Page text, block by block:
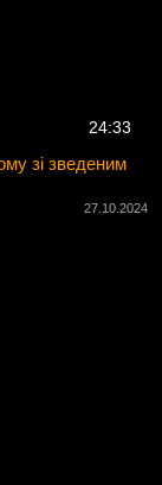
24:33
зі зведеним
27.10.2024